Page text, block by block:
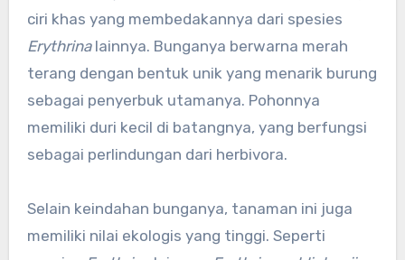
ciri khas yang membedakannya dari spesies
Erythrinalainnya. Bunganya berwarna merah
terang dengan bentuk unik yang menarik burung
sebagai penyerbuk utamanya. Pohonnya
memiliki duri kecil di batangnya, yang berfungsi
sebagai perlindungan dari herbivora.
Selain keindahan bunganya, tanaman ini juga
memiliki nilai ekologis yang tinggi. Seperti